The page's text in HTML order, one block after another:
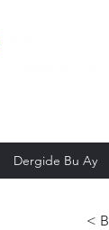
Dergide Bu Ay
<